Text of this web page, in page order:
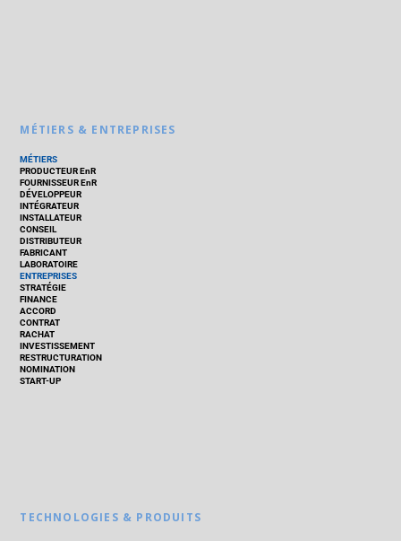
MÉTIERS & ENTREPRISES
MÉTIERS
PRODUCTEUR EnR
FOURNISSEUR EnR
DÉVELOPPEUR
INTÉGRATEUR
INSTALLATEUR
CONSEIL
DISTRIBUTEUR
FABRICANT
LABORATOIRE
ENTREPRISES
STRATÉGIE
FINANCE
ACCORD
CONTRAT
RACHAT
INVESTISSEMENT
RESTRUCTURATION
NOMINATION
START-UP
TECHNOLOGIES & PRODUITS